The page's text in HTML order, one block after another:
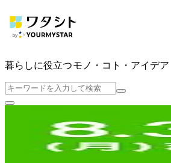
暮らしに役立つモノ・コト・アイデア